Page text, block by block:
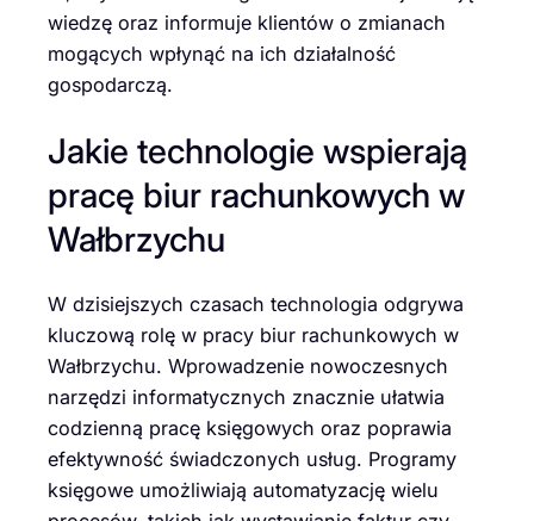
wiedzę oraz informuje klientów o zmianach
mogących wpłynąć na ich działalność
gospodarczą.
Jakie technologie wspierają
pracę biur rachunkowych w
Wałbrzychu
W dzisiejszych czasach technologia odgrywa
kluczową rolę w pracy biur rachunkowych w
Wałbrzychu. Wprowadzenie nowoczesnych
narzędzi informatycznych znacznie ułatwia
codzienną pracę księgowych oraz poprawia
efektywność świadczonych usług. Programy
księgowe umożliwiają automatyzację wielu